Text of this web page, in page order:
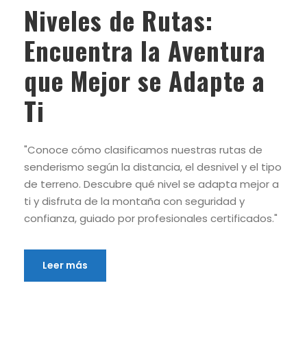
Niveles de Rutas:
Encuentra la Aventura
que Mejor se Adapte a
Ti
"Conoce cómo clasificamos nuestras rutas de
senderismo según la distancia, el desnivel y el tipo
de terreno. Descubre qué nivel se adapta mejor a
ti y disfruta de la montaña con seguridad y
confianza, guiado por profesionales certificados."
Leer más